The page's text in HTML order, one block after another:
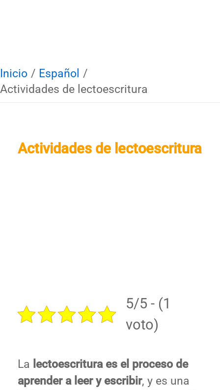
Inicio
Español
Actividades de lectoescritura
Actividades de lectoescritura
5/5 - (1
voto)
La lectoescritura es el proceso de
aprender a leer y escribir, y es una